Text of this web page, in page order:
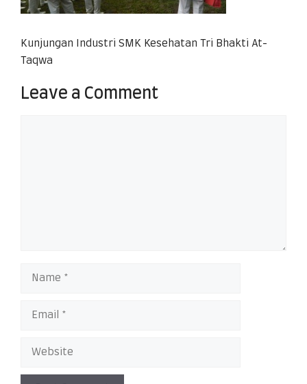
Kunjungan Industri SMK Kesehatan Tri Bhakti At-
Taqwa
Leave a Comment